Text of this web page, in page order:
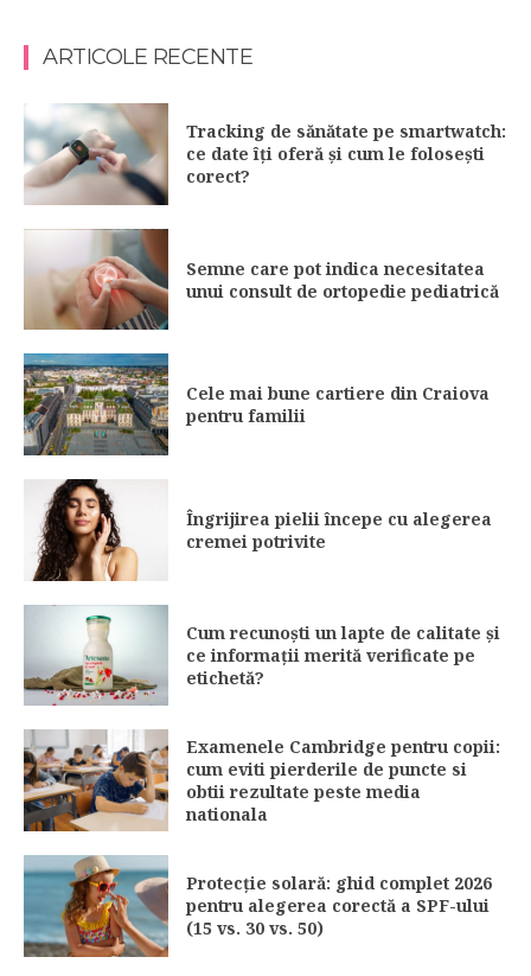
ARTICOLE RECENTE
Tracking de sănătate pe smartwatch:
ce date îți oferă și cum le folosești
corect?
Semne care pot indica necesitatea
unui consult de ortopedie pediatrică
Cele mai bune cartiere din Craiova
pentru familii
Îngrijirea pielii începe cu alegerea
cremei potrivite
Cum recunoști un lapte de calitate și
ce informații merită verificate pe
etichetă?
Examenele Cambridge pentru copii:
cum eviti pierderile de puncte si
obtii rezultate peste media
nationala
Protecție solară: ghid complet 2026
pentru alegerea corectă a SPF-ului
(15 vs. 30 vs. 50)